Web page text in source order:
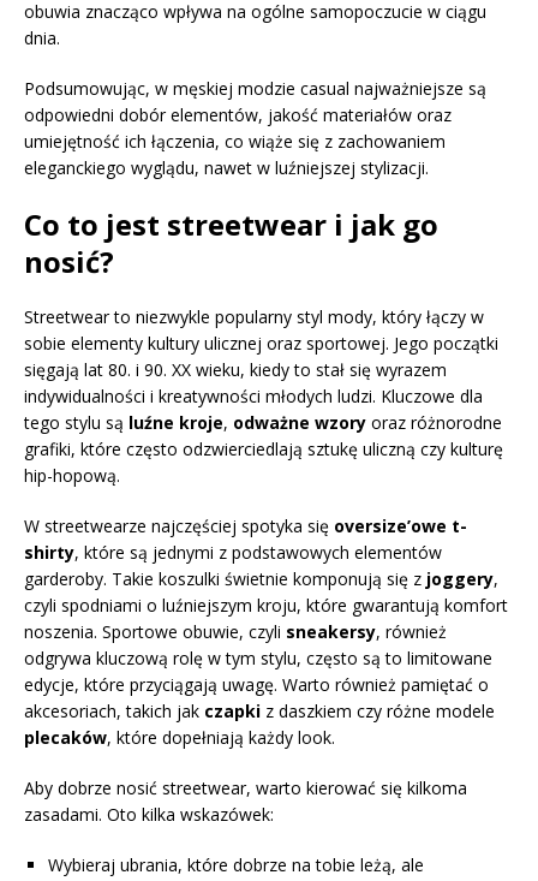
obuwia znacząco wpływa na ogólne samopoczucie w ciągu
dnia.
Podsumowując, w męskiej modzie casual najważniejsze są
odpowiedni dobór elementów, jakość materiałów oraz
umiejętność ich łączenia, co wiąże się z zachowaniem
eleganckiego wyglądu, nawet w luźniejszej stylizacji.
Co to jest streetwear i jak go
nosić?
Streetwear to niezwykle popularny styl mody, który łączy w
sobie elementy kultury ulicznej oraz sportowej. Jego początki
sięgają lat 80. i 90. XX wieku, kiedy to stał się wyrazem
indywidualności i kreatywności młodych ludzi. Kluczowe dla
tego stylu są luźne kroje, odważne wzory oraz różnorodne
grafiki, które często odzwierciedlają sztukę uliczną czy kulturę
hip-hopową.
W streetwearze najczęściej spotyka się oversize’owe t-
shirty, które są jednymi z podstawowych elementów
garderoby. Takie koszulki świetnie komponują się z joggery,
czyli spodniami o luźniejszym kroju, które gwarantują komfort
noszenia. Sportowe obuwie, czyli sneakersy, również
odgrywa kluczową rolę w tym stylu, często są to limitowane
edycje, które przyciągają uwagę. Warto również pamiętać o
akcesoriach, takich jak czapki z daszkiem czy różne modele
plecaków, które dopełniają każdy look.
Aby dobrze nosić streetwear, warto kierować się kilkoma
zasadami. Oto kilka wskazówek:
Wybieraj ubrania, które dobrze na tobie leżą, ale